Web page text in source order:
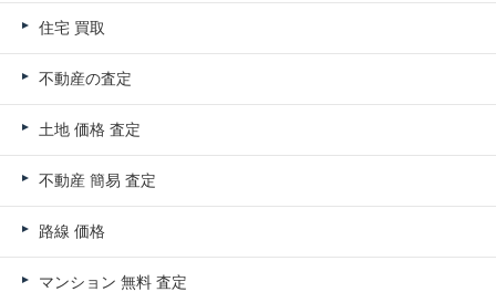
住宅 買取
不動産の査定
土地 価格 査定
不動産 簡易 査定
路線 価格
マンション 無料 査定